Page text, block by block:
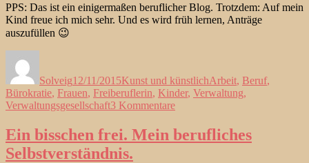
PPS: Das ist ein einigermaßen beruflicher Blog. Trotzdem: Auf mein
Kind freue ich mich sehr. Und es wird früh lernen, Anträge
auszufüllen 😉
Solveig12/11/2015Kunst und künstlichArbeit, Beruf,
Bürokratie, Frauen, Freiberuflerin, Kinder, Verwaltung,
Verwaltungsgesellschaft3 Kommentarezu
and
Run:
Ein bisschen frei. Mein berufliches
Selbstverständnis.